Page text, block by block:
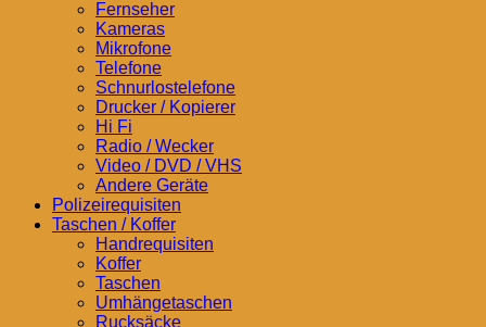
Fernseher
Kameras
Mikrofone
Telefone
Schnurlostelefone
Drucker / Kopierer
Hi Fi
Radio / Wecker
Video / DVD / VHS
Andere Geräte
Polizeirequisiten
Taschen / Koffer
Handrequisiten
Koffer
Taschen
Umhängetaschen
Rucksäcke